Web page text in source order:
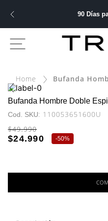
90 Días
Bufanda
Bufanda Hombre Doble
: 110053651600U
$49.990
$24.990 -50%
BUSCADOS